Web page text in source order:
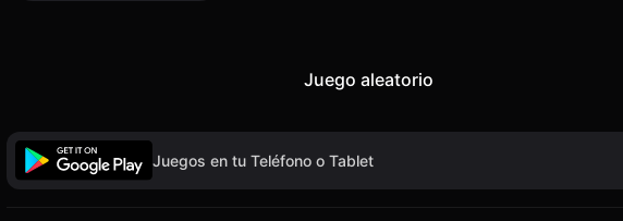
Juego aleatorio
Juegos en tu Teléfono o Tablet